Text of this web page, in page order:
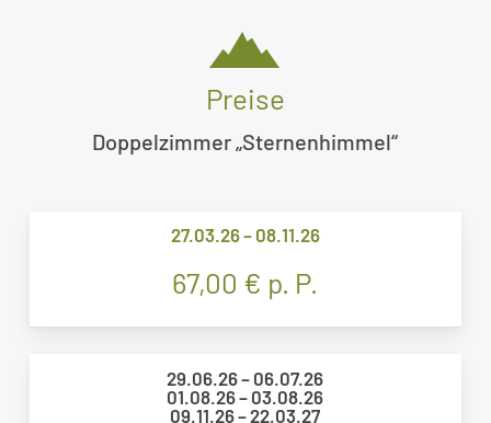
Preise
Doppelzimmer „Sternenhimmel“
27.03.26 – 08.11.26
67,00 € p. P.
29.06.26 – 06.07.26
01.08.26 – 03.08.26
09.11.26 – 22.03.27